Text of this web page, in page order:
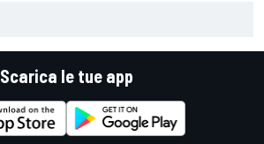
Scarica le tue app